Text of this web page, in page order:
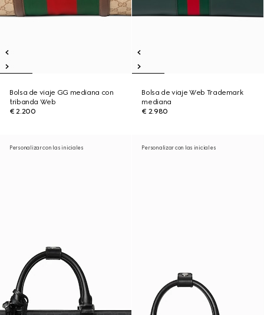
Bolsa de viaje GG mediana con
tribanda Web
€ 2.200
Bolsa de viaje Web Trademark
mediana
€ 2.980
Personalizar con las iniciales Personalizar con las iniciales